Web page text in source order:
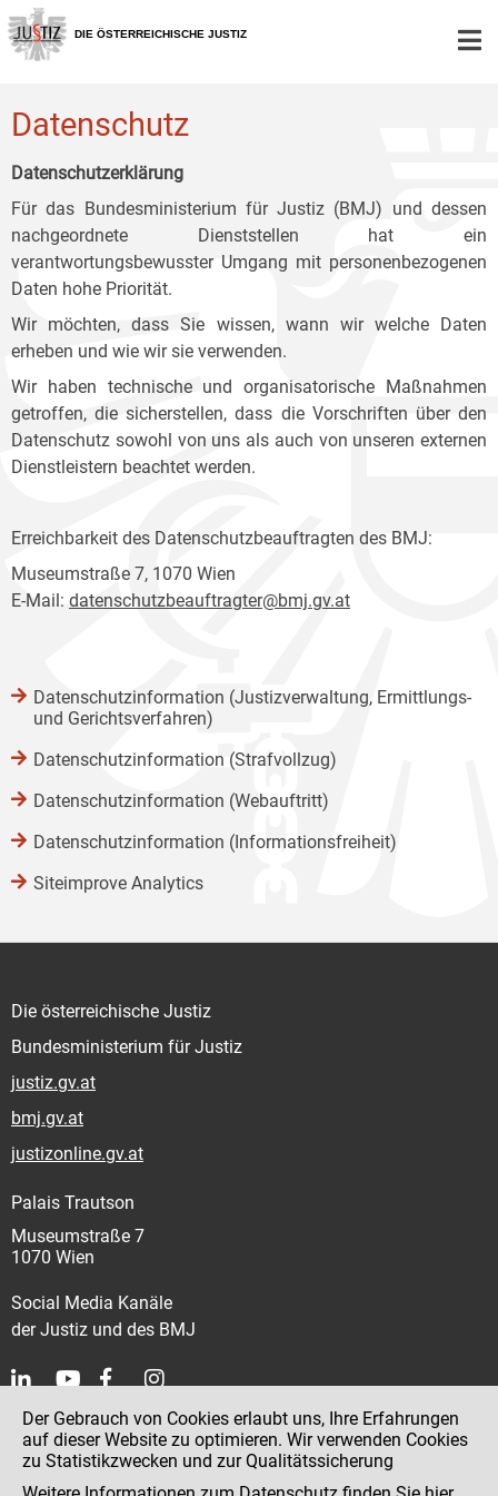
Zur
Hauptnavigation
[1]
Zum
Inhalt
[2]
Zum
Untermenü
[3]
DIE ÖSTERREICHISCHE JUSTIZ
Datenschutz
Datenschutzerklärung
Für das Bundesministerium für Justiz (BMJ) und dessen
nachgeordnete Dienststellen hat ein
verantwortungsbewusster Umgang mit personenbezogenen
Daten hohe Priorität.
Wir möchten, dass Sie wissen, wann wir welche Daten
erheben und wie wir sie verwenden.
Wir haben technische und organisatorische Maßnahmen
getroffen, die sicherstellen, dass die Vorschriften über den
Datenschutz sowohl von uns als auch von unseren externen
Dienstleistern beachtet werden.
Erreichbarkeit des Datenschutzbeauftragten des BMJ:
Museumstraße 7, 1070 Wien
E-Mail: datenschutzbeauftragter@bmj.gv.at
Datenschutzinformation (Justizverwaltung, Ermittlungs-
und Gerichtsverfahren)
Datenschutzinformation (Strafvollzug)
Datenschutzinformation (Webauftritt)
Datenschutzinformation (Informationsfreiheit)
Siteimprove Analytics
Die österreichische Justiz
Bundesministerium für Justiz
justiz.gv.at
bmj.gv.at
justizonline.gv.at
Palais Trautson
Museumstraße 7
1070 Wien
Social Media Kanäle
der Justiz und des BMJ
Kontakt
Impressum
Der Gebrauch von Cookies erlaubt uns, Ihre Erfahrungen
auf dieser Website zu optimieren. Wir verwenden Cookies
zu Statistikzwecken und zur Qualitätssicherung